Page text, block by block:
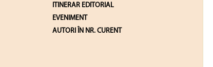
ITINERAR EDITORIAL
EVENIMENT
AUTORI ÎN NR. CURENT